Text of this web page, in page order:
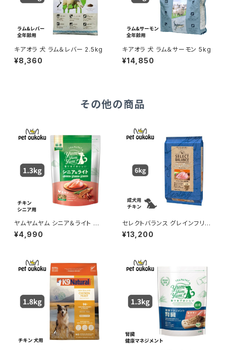
キアオラ 犬 ラム＆レバー 2.5kg
¥8,360
キアオラ 犬 ラム＆サーモン 5kg
¥14,850
その他の商品
ヤムヤムヤム シニア＆ライト チ
キン ドライタイプ 1.3kg yum y
um yum ! 4571245859471
¥4,990
セレクトバランス グレインフリー
アダルト チキン 小粒 １歳以上
の成犬用 6kg
¥13,200